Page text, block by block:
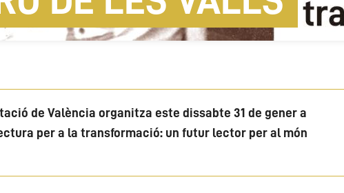
de València organitza este dissabte 31 de gener a
per a la transformació: un futur lector per al món